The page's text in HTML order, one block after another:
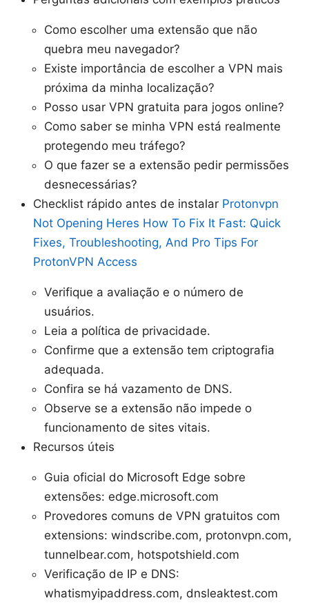
Como escolher uma extensão que não
quebra meu navegador?
Existe importância de escolher a VPN mais
próxima da minha localização?
Posso usar VPN gratuita para jogos online?
Como saber se minha VPN está realmente
protegendo meu tráfego?
O que fazer se a extensão pedir permissões
desnecessárias?
Checklist rápido antes de instalar Protonvpn
Not Opening Heres How To Fix It Fast: Quick
Fixes, Troubleshooting, And Pro Tips For
ProtonVPN Access
Verifique a avaliação e o número de
usuários.
Leia a política de privacidade.
Confirme que a extensão tem criptografia
adequada.
Confira se há vazamento de DNS.
Observe se a extensão não impede o
funcionamento de sites vitais.
Recursos úteis
Guia oficial do Microsoft Edge sobre
extensões: edge.microsoft.com
Provedores comuns de VPN gratuitos com
extensions: windscribe.com, protonvpn.com,
tunnelbear.com, hotspotshield.com
Verificação de IP e DNS:
whatismyipaddress.com, dnsleaktest.com